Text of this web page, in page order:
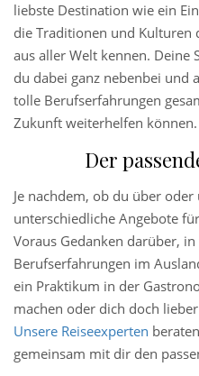
liebste Destination wie ein
die Traditionen und Kulturen
aus aller Welt kennen. Deine
du dabei ganz nebenbei und
tolle Berufserfahrungen
Zukunft weiterhelfen können.
Der
Je nachdem, ob du über
unterschiedliche Angebote
Voraus Gedanken darüber,
Berufserfahrungen im
ein Praktikum in der
machen oder dich doch
Unsere Reiseexperten
gemeinsam mit dir den